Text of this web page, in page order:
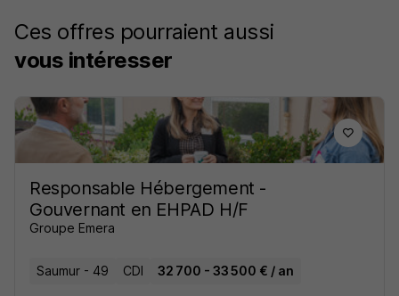
Ces offres pourraient aussi
vous intéresser
Responsable Hébergement -
Gouvernant en EHPAD H/F
Groupe Emera
Saumur - 49 CDI 32 700 - 33 500 € / an